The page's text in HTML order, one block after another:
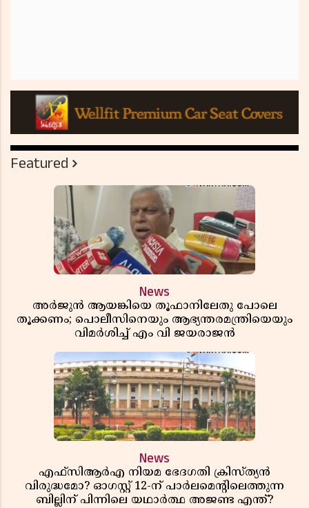
Featured
News
അർജുൻ ആയങ്കിയെ തൂഫാനിലേതു പോലെ
തൂക്കണം; പൊലീസിനെയും ആഭ്യന്തരമന്ത്രിയെയും
വിമർശിച്ച് എം വി ജയരാജൻ
News
എഫ്സിആർഎ നിയമ ഭേദഗതി ക്രിസ്ത്യൻ
വിരുദ്ധമോ? ഓഗസ്റ്റ് 12-ന് പാർലമെന്റിലെത്തുന്ന
ബില്ലിന് പിന്നിലെ യഥാർത്ഥ അജണ്ട എന്ത്?